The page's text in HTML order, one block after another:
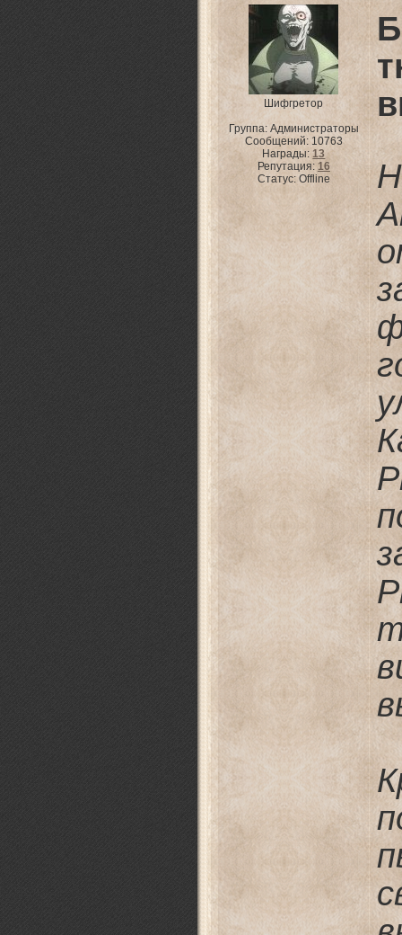
Шифгретор
Группа: Администраторы
Сообщений: 10763
Награды:13
Репутация: 16
Статус: Offline